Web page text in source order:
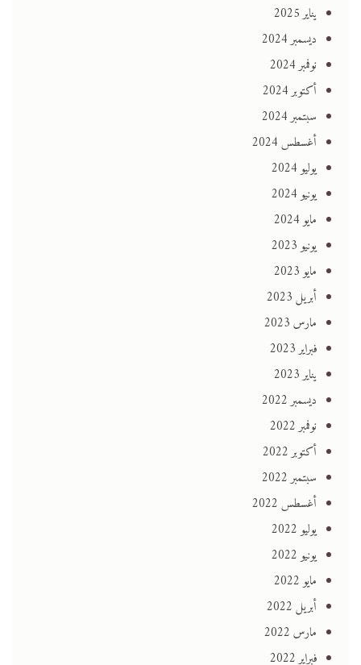
يناير 2025
ديسمبر 2024
نوفمبر 2024
أكتوبر 2024
سبتمبر 2024
أغسطس 2024
يوليو 2024
يونيو 2024
مايو 2024
يونيو 2023
مايو 2023
أبريل 2023
مارس 2023
فبراير 2023
يناير 2023
ديسمبر 2022
نوفمبر 2022
أكتوبر 2022
سبتمبر 2022
أغسطس 2022
يوليو 2022
يونيو 2022
مايو 2022
أبريل 2022
مارس 2022
فبراير 2022